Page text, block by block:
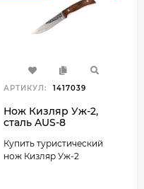
АРТИКУЛ: 1417039
Нож Кизляр Уж-2,
сталь AUS-8
Купить туристический
нож Кизляр Уж-2